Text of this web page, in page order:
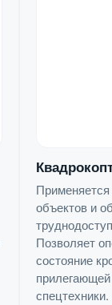
объектов и
Позволяет
состояние
спецтехники.